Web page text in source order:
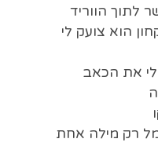
לתוך הווריד
הוא צועק לי
לי את הכאב
רק מילה אחת